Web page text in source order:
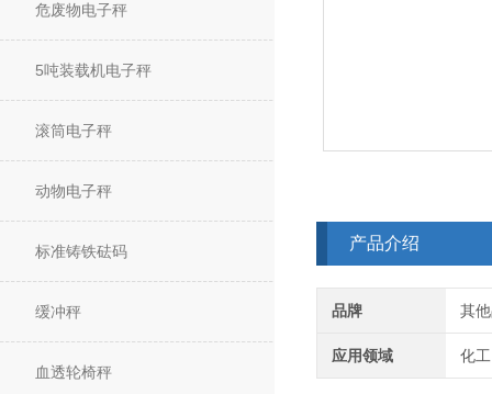
危废物电子秤
5吨装载机电子秤
滚筒电子秤
动物电子秤
标准铸铁砝码
缓冲秤
血透轮椅秤
产品介绍
品牌 其
应用领域 化